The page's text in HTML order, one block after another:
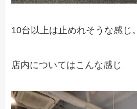
10台以上は止めれそうな感じ。
店内についてはこんな感じ